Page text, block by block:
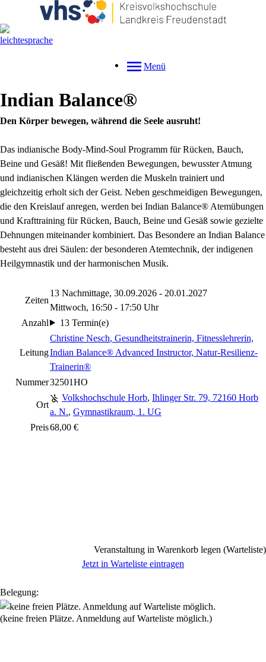
Menü
Indian Balance®
Den Körper bewegen, während die Seele ausruht!
Das indianische Body-Mind-Soul Programm für Rücken, Bauch,
Beine und Gesäß! Mit fließenden Bewegungen, bewusster Atmung
und indianischen Klängen werden die Muskeln trainiert und
gleichzeitig erholt sich der Geist. Neben geschmeidigen Bewegungen,
die den Kreislauf anregen, werden bei Indian Balance® Atemübungen
und Krafttraining für Rücken, Bauch, Beine und Gesäß sowie gezielte
Dehnungen miteinander kombiniert. Das Besondere an Indian Balance
besteht aus drei Säulen: der besonderen Atemtechnik, der indigenen
Heilgymnastik und der harmonischen Musik.
Zeiten
13 Nachmittage, 30.09.2026 - 20.01.2027
Mittwoch, 16:50 - 17:50 Uhr
Anzahl
13 Termin(e)
Leitung
Christine Nesch, Gesundheitstrainerin, Fitnesslehrerin,
Indian Balance® Advanced Instructor, Natur-Resilienz-
Trainerin®
Nummer32501HO
Ort
Volkshochschule Horb, Ihlinger Str. 79, 72160 Horb
a. N., Gymnastikraum, 1. UG
Preis68,00 €
Veranstaltung in Warenkorb legen (Warteliste)
Jetzt in Warteliste eintragen
Belegung:
(keine freien Plätze. Anmeldung auf Warteliste möglich.)